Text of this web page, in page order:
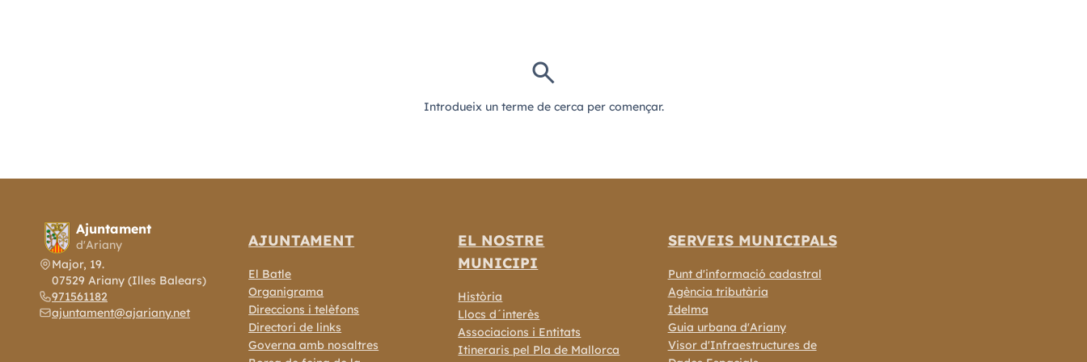
search
Introdueix un terme de cerca per començar.
Ajuntament
d'Ariany
Major, 19.
07529 Ariany (Illes Balears)
971561182
ajuntament@ajariany.net
AJUNTAMENT
El Batle
Organigrama
Direccions i telèfons
Directori de links
Governa amb nosaltres
EL NOSTRE
MUNICIPI
Història
Llocs d´interès
Associacions i Entitats
Itineraris pel Pla de Mallorca
SERVEIS MUNICIPALS
Punt d'informació cadastral
Agència tributària
Idelma
Guia urbana d'Ariany
Visor d'Infraestructures de